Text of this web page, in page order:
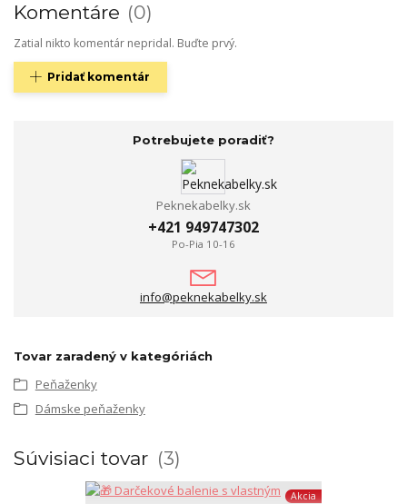
Komentáre 0
Zatial nikto komentár nepridal. Buďte prvý.
Pridať komentár
Potrebujete poradiť?
Peknekabelky.sk
+421 949747302
Po-Pia 10-16
info@peknekabelky.sk
Tovar zaradený v kategóriách
Peňaženky
Dámske peňaženky
Súvisiaci tovar 3
Akcia